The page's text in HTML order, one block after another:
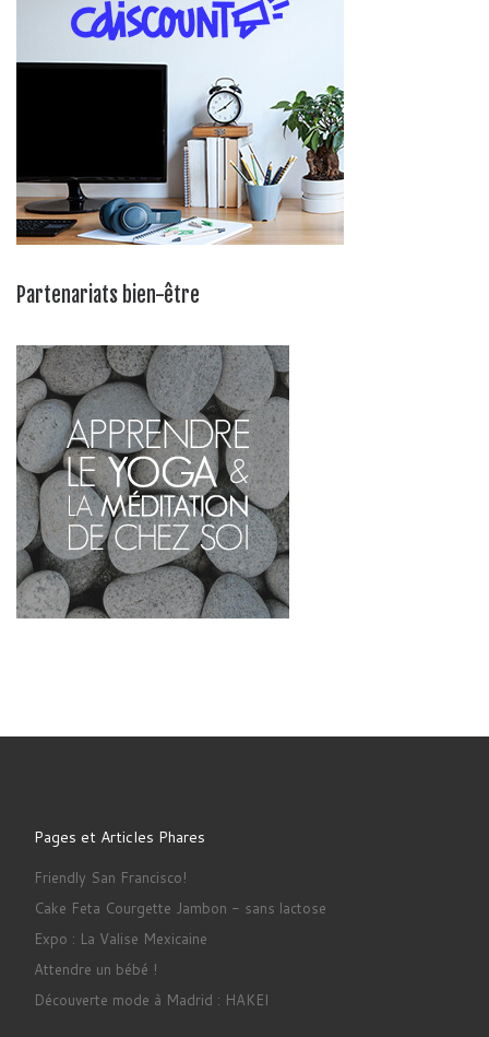
Partenariats bien-être
Pages et Articles Phares
Friendly San Francisco!
Cake Feta Courgette Jambon - sans lactose
Expo : La Valise Mexicaine
Attendre un bébé !
Découverte mode à Madrid : HAKEI